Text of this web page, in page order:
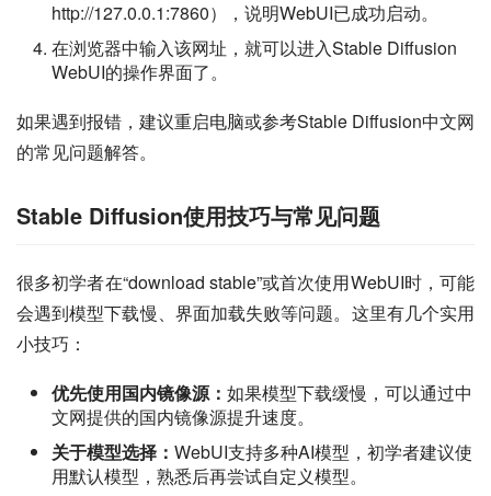
http://127.0.0.1:7860），说明WebUI已成功启动。
在浏览器中输入该网址，就可以进入Stable Diffusion
WebUI的操作界面了。
如果遇到报错，建议重启电脑或参考Stable Diffusion中文网
的常见问题解答。
Stable Diffusion使用技巧与常见问题
很多初学者在“download stable”或首次使用WebUI时，可能
会遇到模型下载慢、界面加载失败等问题。这里有几个实用
小技巧：
优先使用国内镜像源： 如果模型下载缓慢，可以通过中
文网提供的国内镜像源提升速度。
关于模型选择： WebUI支持多种AI模型，初学者建议使
用默认模型，熟悉后再尝试自定义模型。